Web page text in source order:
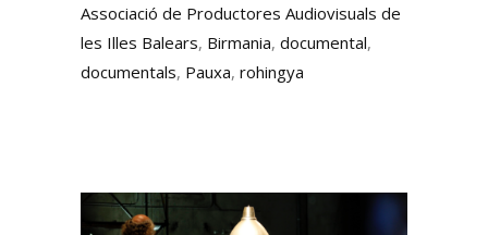
Associació de Productores Audiovisuals de
les Illes Balears, Birmania, documental,
documentals, Pauxa, rohingya